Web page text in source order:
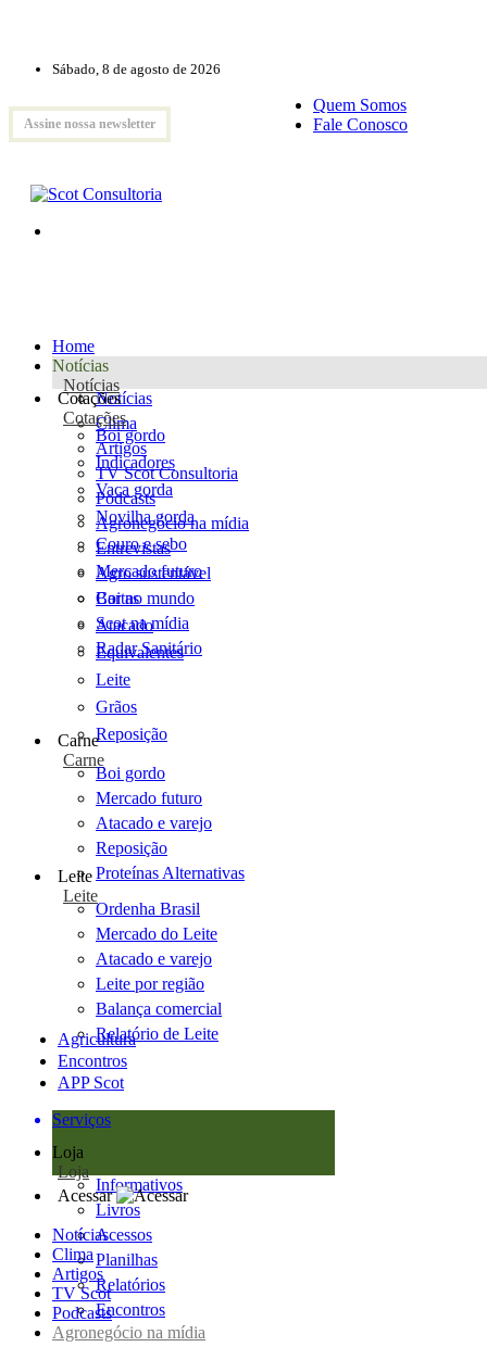
Sábado, 8 de agosto de 2026
Assine nossa newsletter
Quem Somos
Fale Conosco
Home
Notícias
Notícias
Notícias
Clima
Artigos
TV Scot Consultoria
Podcasts
Agronegócio na mídia
Entrevistas
Agro sustentável
Cartas
Scot na mídia
Radar Sanitário
Cotações
Cotações
Boi gordo
Indicadores
Vaca gorda
Novilha gorda
Couro e sebo
Mercado futuro
Boi no mundo
Atacado
Equivalentes
Leite
Grãos
Reposição
Carne
Carne
Boi gordo
Mercado futuro
Atacado e varejo
Reposição
Proteínas Alternativas
Leite
Leite
Ordenha Brasil
Mercado do Leite
Atacado e varejo
Leite por região
Balança comercial
Relatório de Leite
Agricultura
Encontros
APP Scot
Serviços
Loja
Loja
Informativos
Livros
Acessos
Planilhas
Relatórios
Encontros
Acessar
Notícias
Clima
Artigos
TV Scot
Podcasts
Agronegócio na mídia